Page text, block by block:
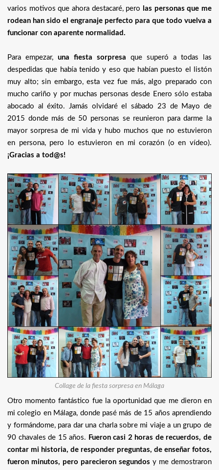
varios motivos que ahora destacaré, pero
las personas que me
rodean han sido el engranaje perfecto para que todo vuelva a
funcionar con aparente normalidad.
Para empezar, una fiesta sorpresa que superó a todas las
despedidas que había tenido y eso que habían puesto el listón
muy alto; sin embargo, esta vez fue más, algo preparado con
mucho cariño y por muchas personas desde Enero sólo estaba
abocado al éxito. Jamás olvidaré el sábado 23 de Mayo de
2015 donde más de 50 personas se reunieron para darme la
mayor sorpresa de mi vida y hubo muchos que no estuvieron
en persona, pero lo estuvieron en mi corazón (o en vídeo).
¡Gracias a tod@s!
Collage de la fiesta sorpresa en Málaga
Otro momento fantástico fue la oportunidad que me dieron en
mi colegio en Málaga, donde pasé más de 15 años aprendiendo
y formándome, para dar una charla sobre mi viaje a un grupo de
90 chavales de 15 años. Fueron casi 2 horas de recuerdos, de
contar mi historia, de responder preguntas, de enseñar fotos,
fueron minutos, pero parecieron segundos y me demostraron